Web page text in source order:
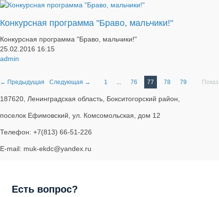
Конкурсная программа "Браво, мальчики!"
Конкурсная программа "Браво, мальчики!"
25.02.2016 16:15
admin
← Предыдущая Следующая → 1 76 77 78 79
187620, Ленинградская область, Бокситогорский район,
поселок Ефимовский, ул. Комсомольская, дом 12
Телефон: +7(813) 66-51-226
E-mail: muk-ekdc@yandex.ru
Есть вопрос?